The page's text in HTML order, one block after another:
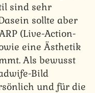
sind sehr
sollte aber
(Live-Action-
eine Ästhetik
Als bewusst
Bild
und für die